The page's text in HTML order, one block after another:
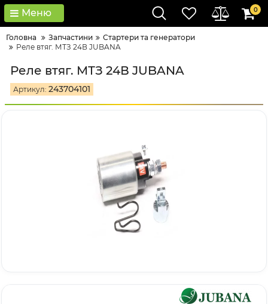
Меню 0
Головна Запчастини
Стартери та генератори
Реле втяг. МТЗ 24В JUBANA
Реле втяг. МТЗ 24В JUBANA
Артикул: 243704101